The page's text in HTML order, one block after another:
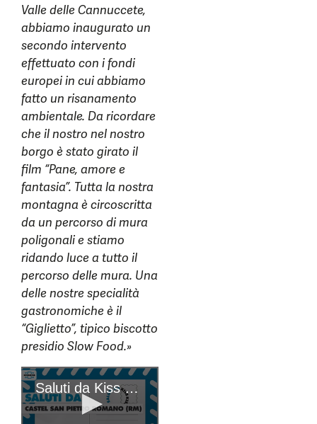
Valle delle Cannuccete,
abbiamo inaugurato un
secondo intervento
effettuato con i fondi
europei in cui abbiamo
fatto un risanamento
ambientale. Da ricordare
che il nostro nel nostro
borgo è stato girato il
film “Pane, amore e
fantasia”. Tutta la nostra
montagna è circoscritta
da un percorso di mura
poligonali e stiamo
ridando luce a tutto il
percorso delle mura. Una
delle nostre specialità
gastronomiche è il
“Giglietto”, tipico biscotto
presidio Slow Food.»